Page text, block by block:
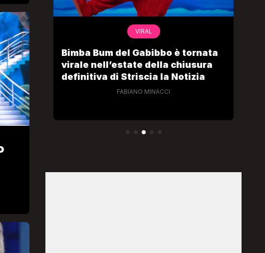
una
VIRAL
Bimba Bum del Gabibbo è tornata
virale nell’estate della chiusura
definitiva di Striscia la Notizia
FABIANO MINACCI